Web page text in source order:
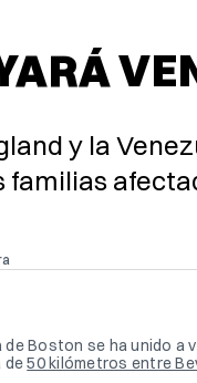
y la
familias
de Boston se ha unido
de 50 kilómetros entre